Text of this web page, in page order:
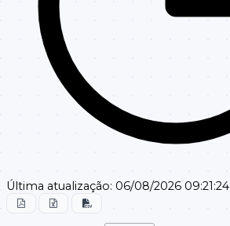
Última atualização: 06/08/2026 09:21:24